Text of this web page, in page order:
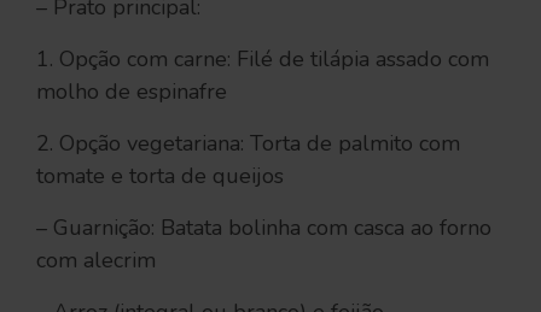
– Prato principal:
1. Opção com carne: Filé de tilápia assado com
molho de espinafre
2. Opção vegetariana: Torta de palmito com
tomate e torta de queijos
– Guarnição: Batata bolinha com casca ao forno
com alecrim